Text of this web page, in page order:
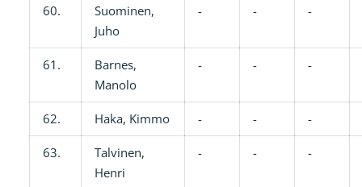
60.
Suominen,
Juho
- - -
61.
Barnes,
Manolo
- - -
62. Haka, Kimmo - - -
63.
Talvinen,
Henri
- - -